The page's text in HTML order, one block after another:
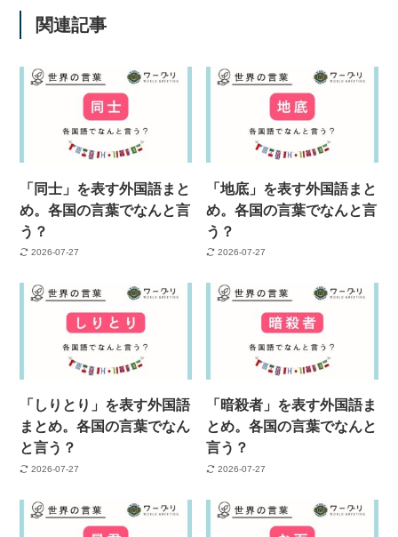
関連記事
「同士」を表す外国語まと
め。各国の言葉でなんと言
う？
2026-07-27
「地底」を表す外国語まと
め。各国の言葉でなんと言
う？
2026-07-27
「しりとり」を表す外国語
まとめ。各国の言葉でなん
と言う？
2026-07-27
「暗殺者」を表す外国語ま
とめ。各国の言葉でなんと
言う？
2026-07-27